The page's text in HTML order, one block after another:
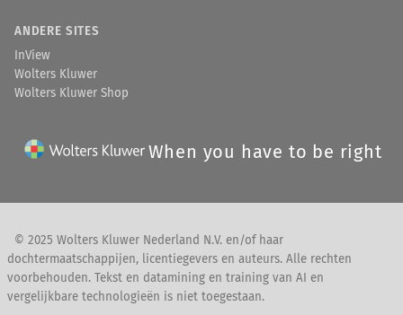
ANDERE SITES
InView
Wolters Kluwer
Wolters Kluwer Shop
When you have to be right
© 2025 Wolters Kluwer Nederland N.V. en/of haar
dochtermaatschappijen, licentiegevers en auteurs. Alle rechten
voorbehouden. Tekst en datamining en training van AI en
vergelijkbare technologieën is niet toegestaan.